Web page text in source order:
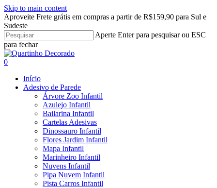
Skip to main content
Aproveite Frete grátis em compras a partir de R$159,90 para Sul e
Sudeste
Aperte Enter para pesquisar ou ESC
para fechar
Close
Search
search
account
0
Início
Adesivo de Parede
Árvore Zoo Infantil
Azulejo Infantil
Bailarina Infantil
Cartelas Adesivas
Dinossauro Infantil
Flores Jardim Infantil
Mapa Infantil
Marinheiro Infantil
Nuvens Infantil
Pipa Nuvem Infantil
Pista Carros Infantil